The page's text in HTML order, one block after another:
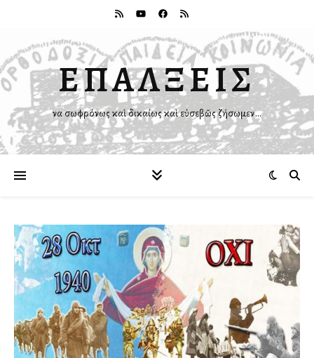
ΕΠΑΛΞΕΙΣ
Ἵνα σωφρόνως καὶ δικαίως καὶ εὐσεβῶς ζήσωμεν…